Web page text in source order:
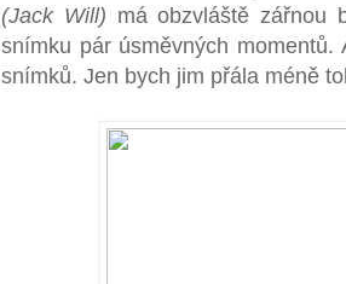
(Jack Will) má obzvláště zářnou
snímku pár úsměvných momentů.
snímků. Jen bych jim přála méně